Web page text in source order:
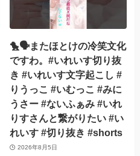
🐤🗣️またほとけの冷笑文化
ですわ。#いれいす切り抜
き #いれいす文字起こし #
りうっこ #いむっこ #みに
うさー #ないふぁみ #いれ
りすさんと繋がりたい #い
れいす #切り抜き #shorts
2026年8月5日